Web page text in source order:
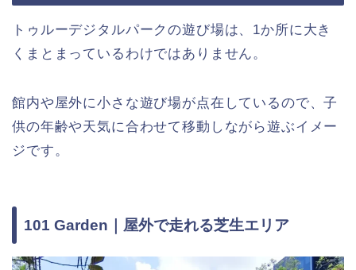
トゥルーデジタルパークの遊び場は、1か所に大き
くまとまっているわけではありません。
館内や屋外に小さな遊び場が点在しているので、子
供の年齢や天気に合わせて移動しながら遊ぶイメー
ジです。
101 Garden｜屋外で走れる芝生エリア